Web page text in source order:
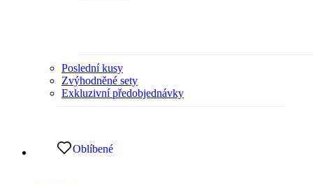
Poslední kusy
Zvýhodněné sety
Exkluzivní předobjednávky
Oblíbené